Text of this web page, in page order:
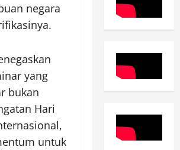
negara
yang
bukan
Hari
untuk